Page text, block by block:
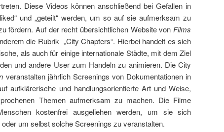
Diese Videos können anschließend bei Gefallen in
und „geteilt“ werden, um so auf sie aufmerksam zu
fördern. Auf der recht übersichtlichen Website von Films
die Rubrik „City Chapters“. Hierbei handelt es sich
als auch für einige internationale Städte, mit dem Ziel
und andere User zum Handeln zu animieren. Die City
veranstalten jährlich Screenings von Dokumentationen in
aufklärerische und handlungsorientierte Art und Weise,
Themen aufmerksam zu machen. Die Filme
kostenfrei ausgeliehen werden, um sie sich
um selbst solche Screenings zu veranstalten.